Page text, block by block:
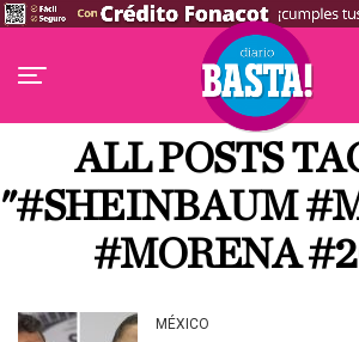
ALL POSTS
"#SHEINBAUM
#MORENA
MÉXICO